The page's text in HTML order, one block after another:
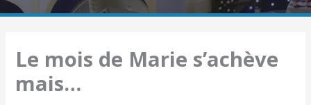
Le mois de Marie s’achève
mais…